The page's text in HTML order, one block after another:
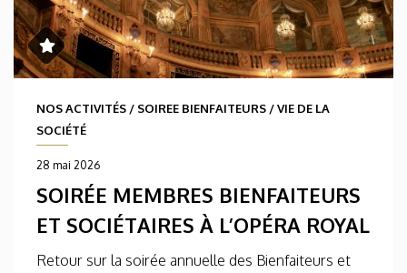
NOS ACTIVITÉS / SOIREE BIENFAITEURS /VIE DE LA
SOCIÉTÉ
28 mai 2026
SOIRÉE MEMBRES BIENFAITEURS
ET SOCIÉTAIRES À L’OPÉRA ROYAL
Retour sur la soirée annuelle des Bienfaiteurs et